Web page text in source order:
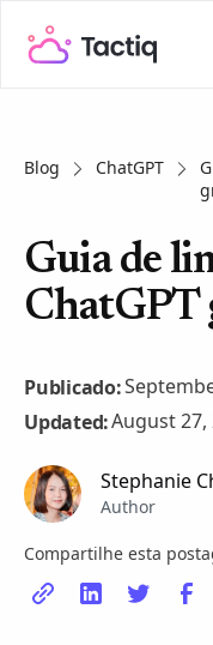
Blog ChatGPT
Guia de
ChatGPT
Publicado:
Updated:August 27,
Stephanie
Author
Compartilhe esta